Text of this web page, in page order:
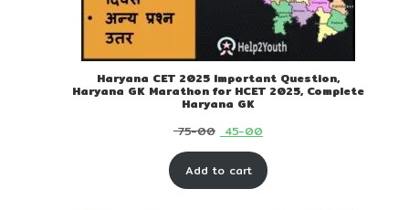
Haryana CET 2025 Important Question,
Haryana GK Marathon for HCET 2025, Complete
Haryana GK
75-00 Original
price
was:
45-00Current
price
is:
Add to cart